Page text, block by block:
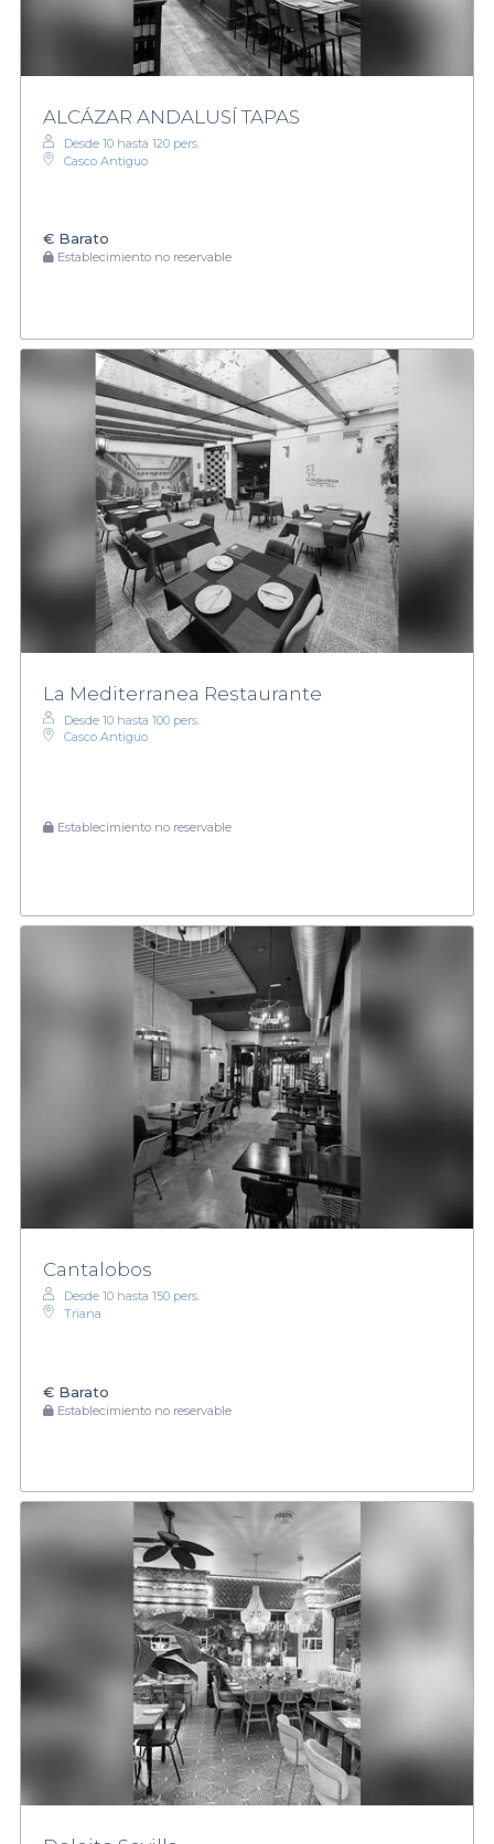
ALCÁZAR ANDALUSÍ TAPAS
Desde 10 hasta 120 pers.
Casco Antiguo
€ Barato
Establecimiento no reservable
La Mediterranea Restaurante
Desde 10 hasta 100 pers.
Casco Antiguo
Establecimiento no reservable
Cantalobos
Desde 10 hasta 150 pers.
Triana
€ Barato
Establecimiento no reservable